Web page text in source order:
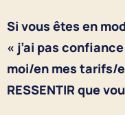
Si vous êtes en
« j’ai pas
moi/en mes tarifs/
RESSENTIR que